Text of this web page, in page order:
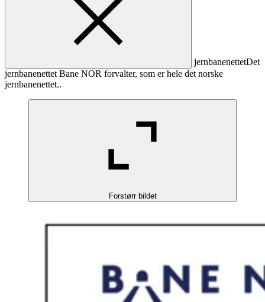
jernbanenettetDet
jernbanenettet Bane NOR forvalter, som er hele det norske
jernbanenettet..
Forstørr bildet